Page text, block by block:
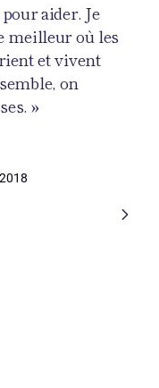
aider. Je
meilleur où les
et vivent
on
»